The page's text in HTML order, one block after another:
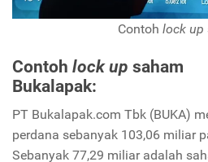
Contoh lock up
Contoh lock up saham
Bukalapak:
PT Bukalapak.com Tbk (BUKA)
perdana sebanyak 103,06 miliar
Sebanyak 77,29 miliar adalah